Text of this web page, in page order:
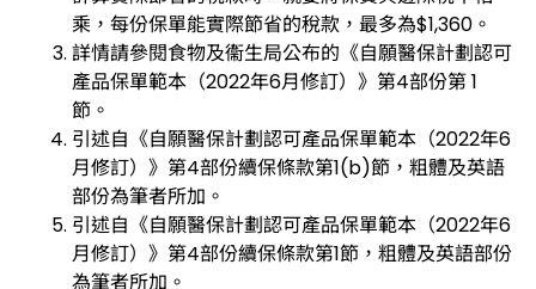
乘，每份保單能實際節省的稅款，最多為$1,360。
詳情請參閱食物及衞生局公布的《自願醫保計劃認可
產品保單範本（2022年6月修訂）》第4部份第 1
節。
引述自《自願醫保計劃認可產品保單範本（2022年6
月修訂）》第4部份續保條款第1(b)節，粗體及英語
部份為筆者所加。
引述自《自願醫保計劃認可產品保單範本（2022年6
月修訂）》第4部份續保條款第1節，粗體及英語部份
為筆者所加。